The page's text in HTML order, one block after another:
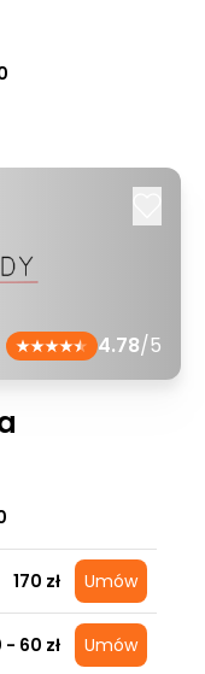
4.78/5
170 zł Umów
- 60 zł Umów